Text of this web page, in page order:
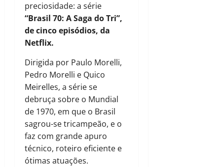
preciosidade: a série
“Brasil 70: A Saga do Tri”,
de cinco episódios, da
Netflix.
Dirigida por Paulo Morelli,
Pedro Morelli e Quico
Meirelles, a série se
debruça sobre o Mundial
de 1970, em que o Brasil
sagrou-se tricampeão, e o
faz com grande apuro
técnico, roteiro eficiente e
ótimas atuações.